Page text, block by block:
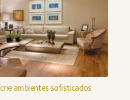
ambientes sofisticados